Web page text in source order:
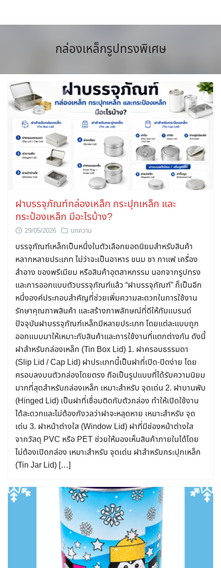
กล่องเหล็กรูปทรงพิเศษ
ฝาบรรจุภัณฑ์กล่องเหล็ก กระปุกเหล็ก และ
กระป๋องเหล็ก มีอะไรบ้าง?
29/05/2026 บทความ
บรรจุภัณฑ์เหล็กเป็นหนึ่งในตัวเลือกยอดนิยมสำหรับสินค้า
หลากหลายประเภท ไม่ว่าจะเป็นอาหาร ขนม ชา กาแฟ เครื่อง
สำอาง ของพรีเมียม หรือสินค้าอุตสาหกรรม นอกจากรูปทรง
และการออกแบบตัวบรรจุภัณฑ์แล้ว “ฝาบรรจุภัณฑ์” ก็เป็นอีก
หนึ่งองค์ประกอบสำคัญที่ช่วยเพิ่มความสะดวกในการใช้งาน
รักษาคุณภาพสินค้า และสร้างภาพลักษณ์ที่ดีให้กับแบรนด์
ปัจจุบันฝาบรรจุภัณฑ์เหล็กมีหลายประเภท โดยแต่ละแบบถูก
ออกแบบมาให้เหมาะกับสินค้าและการใช้งานที่แตกต่างกัน ดังนี้
ฝาสำหรับกล่องเหล็ก (Tin Box Lid) 1. ฝาครอบธรรมดา
(Slip Lid / Cap Lid) ฝาประเภทนี้เป็นฝาที่เปิด-ปิดง่าย โดย
ครอบลงบนตัวกล่องโดยตรง ถือเป็นรูปแบบที่ได้รับความนิยม
มากที่สุดสำหรับกล่องเหล็ก เหมาะสำหรับ จุดเด่น 2. ฝาบานพับ
(Hinged Lid) เป็นฝาที่เชื่อมติดกับตัวกล่อง ทำให้เปิดใช้งาน
ได้สะดวกและไม่ต้องกังวลว่าฝาจะหลุดหาย เหมาะสำหรับ จุด
เด่น 3. ฝาหน้าต่างใส (Window Lid) ฝาที่มีช่องหน้าต่างใส
จากวัสดุ PVC หรือ PET ช่วยให้มองเห็นสินค้าภายในได้โดย
ไม่ต้องเปิดกล่อง เหมาะสำหรับ จุดเด่น ฝาสำหรับกระปุกเหล็ก
(Tin Jar Lid) […]